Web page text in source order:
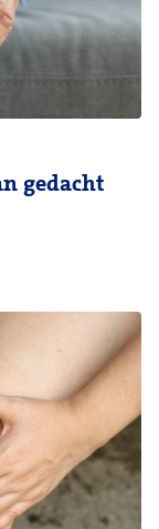
gedacht